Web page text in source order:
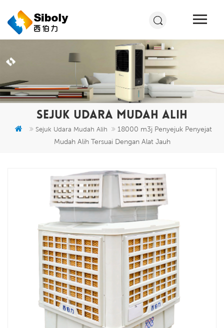
SEJUK UDARA MUDAH ALIH
Sejuk Udara Mudah Alih
18000 m3j Penyejuk Penyejat
Mudah Alih Tersuai Dengan Alat Jauh